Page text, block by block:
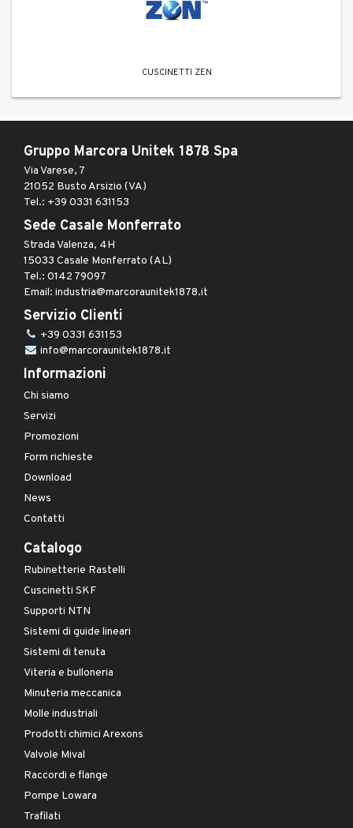
CUSCINETTI ZEN
Gruppo Marcora Unitek 1878 Spa
Via Varese, 7
21052 Busto Arsizio (VA)
Tel.: +39 0331 631153
Sede Casale Monferrato
Strada Valenza, 4H
15033 Casale Monferrato (AL)
Tel.: 0142 79097
Email: industria@marcoraunitek1878.it
Servizio Clienti
+39 0331 631153
info@marcoraunitek1878.it
Informazioni
Chi siamo
Servizi
Promozioni
Form richieste
Download
News
Contatti
Catalogo
Rubinetterie Rastelli
Cuscinetti SKF
Supporti NTN
Sistemi di guide lineari
Sistemi di tenuta
Viteria e bulloneria
Minuteria meccanica
Molle industriali
Prodotti chimici Arexons
Valvole Mival
Raccordi e flange
Pompe Lowara
Trafilati